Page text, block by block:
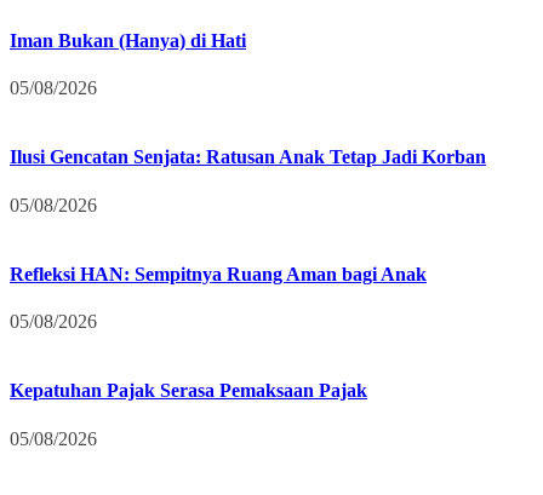
Iman Bukan (Hanya) di Hati
05/08/2026
Ilusi Gencatan Senjata: Ratusan Anak Tetap Jadi Korban
05/08/2026
Refleksi HAN: Sempitnya Ruang Aman bagi Anak
05/08/2026
Kepatuhan Pajak Serasa Pemaksaan Pajak
05/08/2026